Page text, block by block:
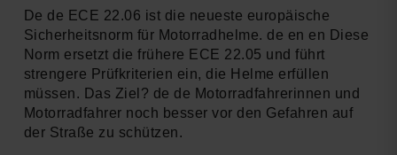
De de ECE 22.06 ist die neueste europäische
Sicherheitsnorm für Motorradhelme. de en en Diese
Norm ersetzt die frühere ECE 22.05 und führt
strengere Prüfkriterien ein, die Helme erfüllen
müssen. Das Ziel? de de Motorradfahrerinnen und
Motorradfahrer noch besser vor den Gefahren auf
der Straße zu schützen.